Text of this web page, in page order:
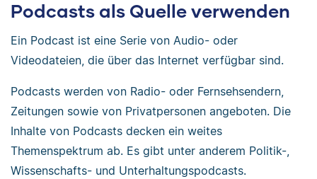
Podcasts als Quelle verwenden
Ein Podcast ist eine Serie von Audio- oder
Videodateien, die über das Internet verfügbar sind.
Podcasts werden von Radio- oder Fernsehsendern,
Zeitungen sowie von Privatpersonen angeboten. Die
Inhalte von Podcasts decken ein weites
Themenspektrum ab. Es gibt unter anderem Politik-,
Wissenschafts- und Unterhaltungspodcasts.